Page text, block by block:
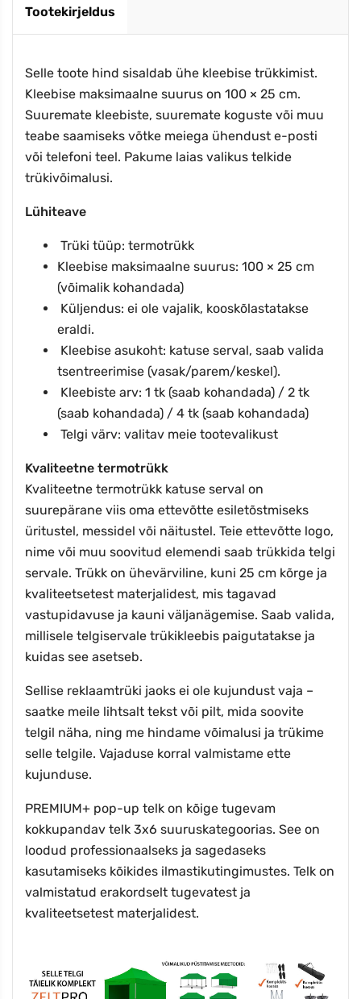
Tootekirjeldus
Selle toote hind sisaldab ühe kleebise trükkimist.
Kleebise maksimaalne suurus on 100 × 25 cm.
Suuremate kleebiste, suuremate koguste või muu
teabe saamiseks võtke meiega ühendust e-posti
või telefoni teel. Pakume laias valikus telkide
trükivõimalusi.
Lühiteave
Trüki tüüp: termotrükk
Kleebise maksimaalne suurus: 100 × 25 cm
(võimalik kohandada)
Küljendus: ei ole vajalik, kooskõlastatakse
eraldi.
Kleebise asukoht: katuse serval, saab valida
tsentreerimise (vasak/parem/keskel).
Kleebiste arv: 1 tk (saab kohandada) / 2 tk
(saab kohandada) / 4 tk (saab kohandada)
Telgi värv: valitav meie tootevalikust
Kvaliteetne termotrükk
Kvaliteetne termotrükk katuse serval on
suurepärane viis oma ettevõtte esiletõstmiseks
üritustel, messidel või näitustel. Teie ettevõtte logo,
nime või muu soovitud elemendi saab trükkida telgi
servale. Trükk on ühevärviline, kuni 25 cm kõrge ja
kvaliteetsetest materjalidest, mis tagavad
vastupidavuse ja kauni väljanägemise. Saab valida,
millisele telgiservale trükikleebis paigutatakse ja
kuidas see asetseb.
Sellise reklaamtrüki jaoks ei ole kujundust vaja –
saatke meile lihtsalt tekst või pilt, mida soovite
telgil näha, ning me hindame võimalusi ja trükime
selle telgile. Vajaduse korral valmistame ette
kujunduse.
PREMIUM+ pop-up telk on kõige tugevam
kokkupandav telk 3x6 suuruskategoorias. See on
loodud professionaalseks ja sagedaseks
kasutamiseks kõikides ilmastikutingimustes. Telk on
valmistatud erakordselt tugevatest ja
kvaliteetsetest materjalidest.